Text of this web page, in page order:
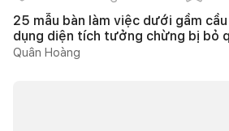
25 mẫu bàn làm việc dưới gầm
dụng diện tích tưởng chừng bị bỏ
Quân Hoàng